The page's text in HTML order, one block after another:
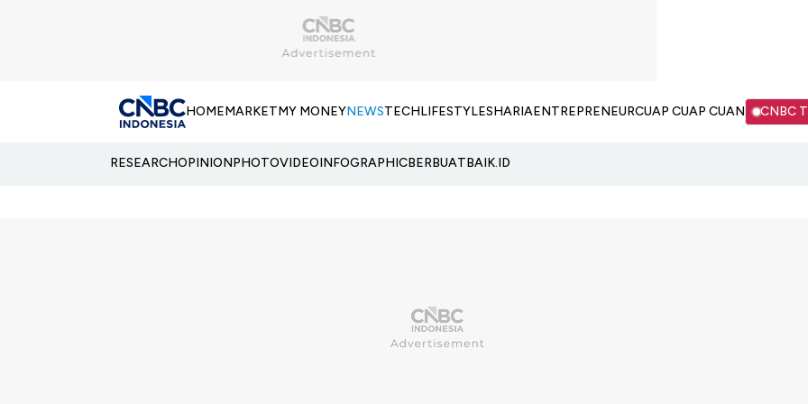
HOMEMARKETMY MONEYNEWSTECHLIFESTYLESHARIAENTREPRENEURCUAP CUAP CUAN CNBC
RESEARCHOPINIONPHOTOVIDEOINFOGRAPHICBERBUATBAIK.ID